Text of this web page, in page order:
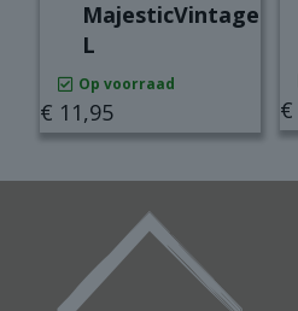
MajesticVintage
L
Op voorraad
€ 11,95 €